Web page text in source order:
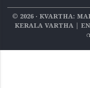
© 2026‧ KVARTHA:
KERALA VARTHA |